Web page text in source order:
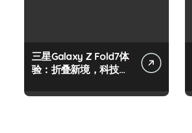
三星Galaxy Z Fold7体
验：折叠新境，科技魅